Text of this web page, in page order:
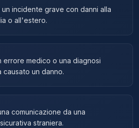
incidente grave con danni alla
o all'estero.
errore medico o una diagnosi
causato un danno.
comunicazione da una
straniera.